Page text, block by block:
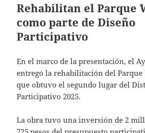
Rehabilitan el Parque
como parte de Diseño
Participativo
En el marco de la presentación, el
entregó la rehabilitación del Parque
que obtuvo el segundo lugar del
Participativo 2025.
La obra tuvo una inversión de 2